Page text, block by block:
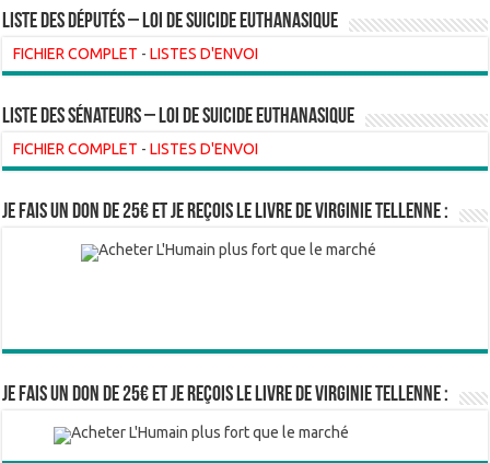
Liste des Députés – Loi de suicide euthanasique
FICHIER COMPLET -LISTES D'ENVOI
liste des sénateurs – loi de suicide euthanasique
FICHIER COMPLET -LISTES D'ENVOI
Je fais un don de 25€ et je reçois le livre de Virginie Tellenne :
Je fais un don de 25€ et je reçois le livre de Virginie Tellenne :